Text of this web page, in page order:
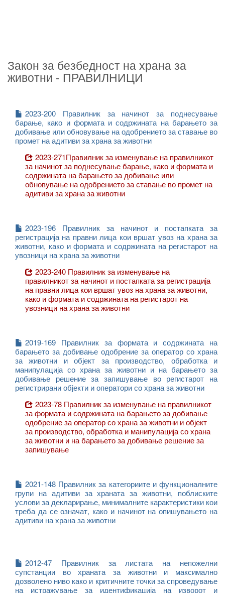
Закон за безбедност на храна за
животни - ПРАВИЛНИЦИ
2023-200 Правилник за начинот за поднесување
барање, како и формата и содржината на барањето за
добивање или обновување на одобрението за ставање во
промет на адитиви за храна за животни
2023-271Правилник за изменување на правилникот
за начинот за поднесување барање, како и формата и
содржината на барањето за добивање или
обновување на одобрението за ставање во промет на
адитиви за храна за животни
2023-196 Правилник за начинот и постапката за
регистрација на правни лица кои вршат увоз на храна за
животни, како и формата и содржината на регистарот на
увозници на храна за животни
2023-240 Правилник за изменување на
правилникот за начинот и постапката за регистрација
на правни лица кои вршат увоз на храна за животни,
како и формата и содржината на регистарот на
увозници на храна за животни
2019-169 Правилник за формата и содржината на
барањето за добивање одобрение за оператор со храна
за животни и објект за производство, обработка и
манипулација со храна за животни и на барањето за
добивање решение за запишување во регистарот на
регистрирани објекти и оператори со храна за животни
2023-78 Правилник за изменување на правилникот
за формата и содржината на барањето за добивање
одобрение за оператор со храна за животни и објект
за производство, обработка и манипулација со храна
за животни и на барањето за добивање решение за
запишување
2021-148 Правилник за категориите и функционалните
групи на адитиви за храната за животни, поблиските
услови за декларирање, минималните карактеристики кои
треба да се означат, како и начинот на опишувањето на
адитиви на храна за животни
2012-47 Правилник за листата на непожелни
супстанции во храната за животни и максимално
дозволено ниво како и критичните точки за спроведување
на истражување за идентификација на изворот и